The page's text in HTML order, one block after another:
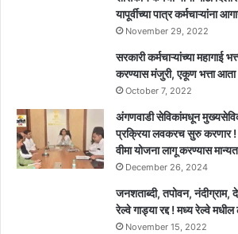
यापूर्वीच्या पात्र कर्मचाऱ्यांना
November 29, 2022
सरकारी कर्मचाऱ्यांच्या महागाई
करण्यास मंजुरी, एकूण भत्ता
October 7, 2022
अंगणवाडी सेविकांमधून
प्रक्रिया लवकरच सुरु करणार !
वीमा योजना लागू करण्यास
December 26, 2024
जनशताब्दी, तपोवन, नंदीग्राम,
रेल्वे गाड्या रद्द ! मध्य रेल्वे
November 15, 2022